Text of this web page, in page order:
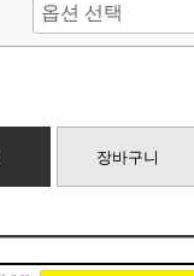
장바구니